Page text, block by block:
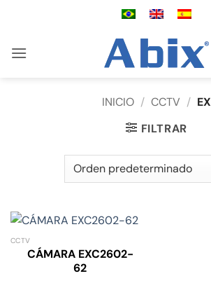
INICIO / CCTV / EX
FILTRAR
CCTV
CÁMARA EXC2602-
62